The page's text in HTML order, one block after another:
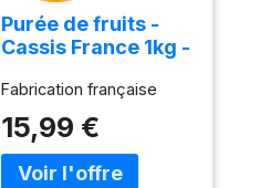
Purée de fruits -
Cassis France 1kg -
Co.
Fabrication française
15,99 €